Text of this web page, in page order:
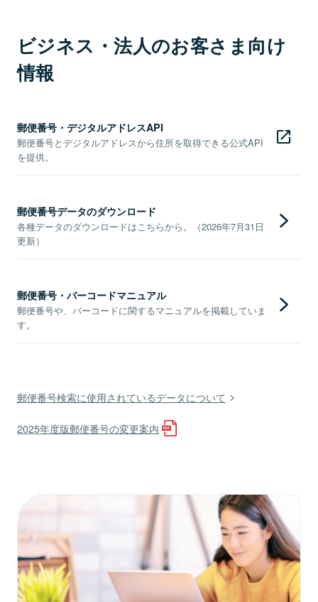
ビジネス・法人のお客さま向け
情報
郵便番号・デジタルアドレスAPI
郵便番号とデジタルアドレスから住所を取得できる公式API
を提供。
郵便番号データのダウンロード
各種データのダウンロードはこちらから。（2026年7月31日
更新）
郵便番号・バーコードマニュアル
郵便番号や、バーコードに関するマニュアルを掲載していま
す。
郵便番号検索に使用されているデータについて
2025年度版郵便番号の変更案内